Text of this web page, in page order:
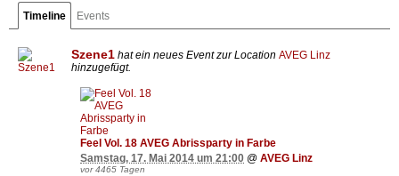
Timeline Events
Szene1 hat ein neues Event zur Location AVEG Linz
hinzugefügt.
Feel Vol. 18 AVEG Abrissparty in Farbe
Samstag, 17. Mai 2014 um 21:00 @ AVEG Linz
vor 4465 Tagen